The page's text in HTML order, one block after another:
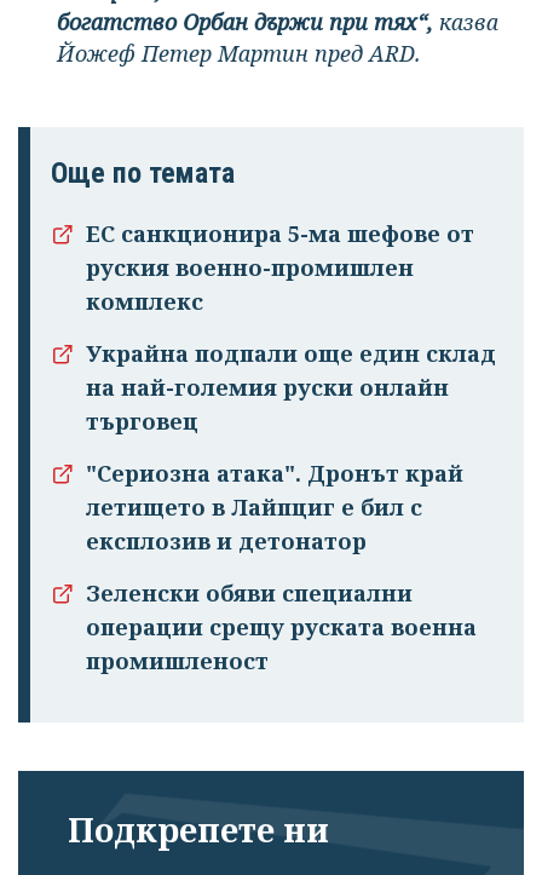
богатство Орбан държи при тях“, казва
Йожеф Петер Мартин пред ARD.
Още по темата
ЕС санкционира 5-ма шефове от
руския военно-промишлен
комплекс
Украйна подпали още един склад
на най-големия руски онлайн
търговец
"Сериозна атака". Дронът край
летището в Лайпциг е бил с
експлозив и детонатор
Зеленски обяви специални
операции срещу руската военна
промишленост
Подкрепете ни